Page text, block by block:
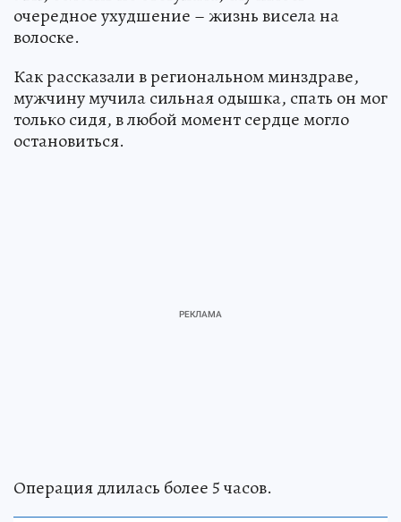
очередное ухудшение – жизнь висела на
волоске.
Как рассказали в региональном минздраве,
мужчину мучила сильная одышка, спать он мог
только сидя, в любой момент сердце могло
остановиться.
Операция длилась более 5 часов.